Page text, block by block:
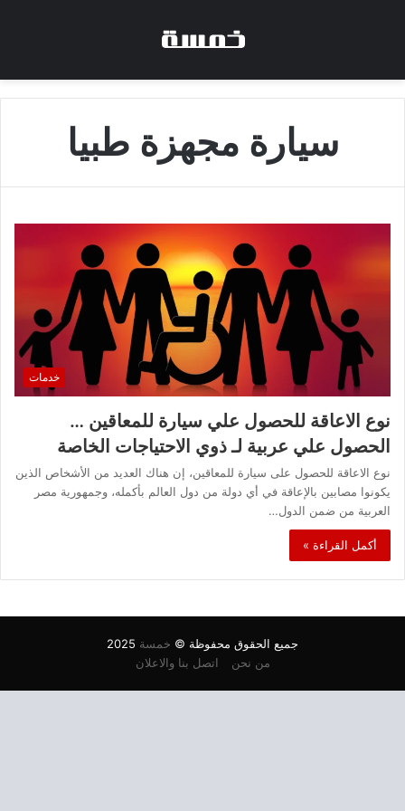
سيارة مجهزة طبيا
خدمات
نوع الاعاقة للحصول علي سيارة للمعاقين …
الحصول علي عربية لـ ذوي الاحتياجات الخاصة
نوع الاعاقة للحصول على سيارة للمعاقين، إن هناك العديد من الأشخاص الذين
يكونوا مصابين بالإعاقة في أي دولة من دول العالم بأكمله، وجمهورية مصر
العربية من ضمن الدول…
أكمل القراءة »
جميع الحقوق محفوظة © خمسة
من نحن
اتصل بنا والاعلان